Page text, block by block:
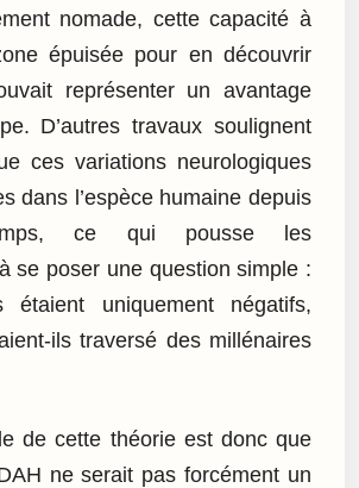
nomade, cette capacité à
épuisée pour en découvrir
représenter un avantage
D’autres travaux soulignent
ces variations neurologiques
dans l’espèce humaine depuis
ce qui pousse les
se poser une question simple :
uniquement négatifs,
ils traversé des millénaires
de cette théorie est donc que
ne serait pas forcément un